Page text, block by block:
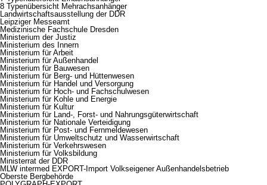
8 Typenübersicht Mehrachsanhänger
Landwirtschaftsausstellung der DDR
Leipziger Messeamt
Medizinische Fachschule Dresden
Ministerium der Justiz
Ministerium des Innern
Ministerium für Arbeit
Ministerium für Außenhandel
Ministerium für Bauwesen
Ministerium für Berg- und Hüttenwesen
Ministerium für Handel und Versorgung
Ministerium für Hoch- und Fachschulwesen
Ministerium für Kohle und Energie
Ministerium für Kultur
Ministerium für Land-, Forst- und Nahrungsgüterwirtschaft
Ministerium für Nationale Verteidigung
Ministerium für Post- und Fernmeldewesen
Ministerium für Umweltschutz und Wasserwirtschaft
Ministerium für Verkehrswesen
Ministerium für Volksbildung
Ministerrat der DDR
MLW intermed EXPORT-Import Volkseigener Außenhandelsbetrieb
Oberste Bergbehörde